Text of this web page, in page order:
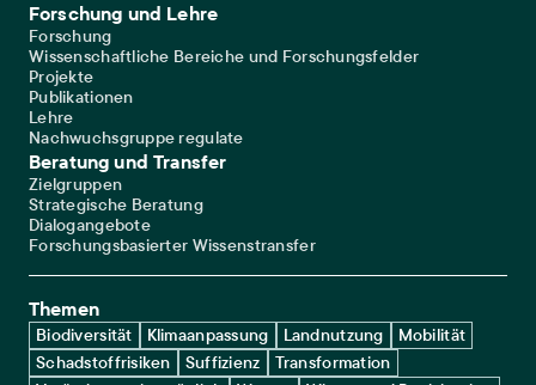
Forschung und Lehre
Forschung
Wissenschaftliche Bereiche und Forschungsfelder
Projekte
Publikationen
Lehre
Nachwuchsgruppe regulate
Beratung und Transfer
Zielgruppen
Strategische Beratung
Dialogangebote
Forschungsbasierter Wissenstransfer
Themen
Biodiversität Klimaanpassung Landnutzung
Mobilität
Schadstoffrisiken
Suffizienz
Transformation